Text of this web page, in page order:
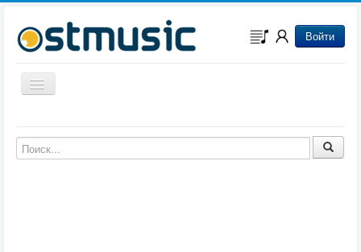
Войти
Включить/выключить навигацию
Музыка из мультфильмов
Музыка из сериалов